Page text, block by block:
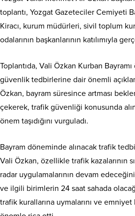
toplantı, Yozgat Gazeteciler Cemiyeti
Kiracı, kurum müdürleri, sivil toplum
odalarının başkanlarının katılımıyla
Toplantıda, Vali Özkan Kurban
güvenlik tedbirlerine dair önemli
Özkan, bayram süresince artması
çekerek, trafik güvenliği konusunda
önem taşıdığını vurguladı.
Bayram döneminde alınacak trafik
Vali Özkan, özellikle trafik kazalarının
radar uygulamalarının devam
ve ilgili birimlerin 24 saat sahada
trafik kurallarına uymalarını ve